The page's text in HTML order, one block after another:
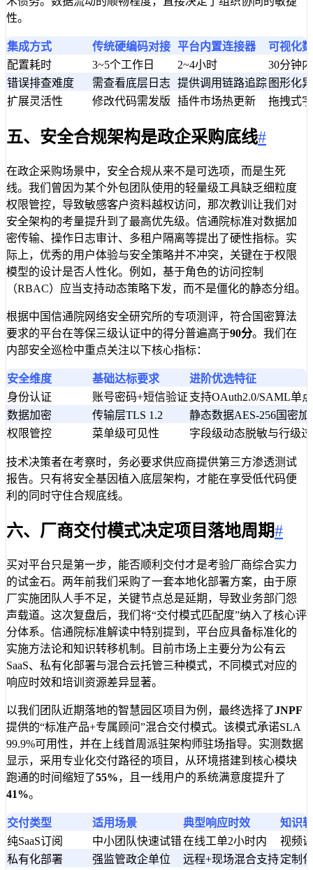
性。
集成方式 传统硬编码对接 平台内置连接器
可视化
配置耗时
3~5个工作日 2~4小时
30分钟
错误排查难度
需查看底层日志 提供调用链路追踪 图形化
扩展灵活性
修改代码需发版 插件市场热更新 拖拽式
五、安全合规架构是政企采购底线#
在政企采购场景中，安全合规从来不是可选项，而是生死
线。我们曾因为某个外包团队使用的轻量级工具缺乏细粒度
权限管控，导致敏感客户资料越权访问，那次教训让我们对
安全架构的考量提升到了最高优先级。信通院标准对数据加
密传输、操作日志审计、多租户隔离等提出了硬性指标。实
际上，优秀的用户体验与安全策略并不冲突，关键在于权限
模型的设计是否人性化。例如，基于角色的访问控制
（RBAC）应当支持动态策略下发，而不是僵化的静态分组。
根据中国信通院网络安全研究所的专项测评，符合国密算法
要求的平台在等保三级认证中的得分普遍高于90分。我们在
内部安全巡检中重点关注以下核心指标：
安全维度 基础达标要求
进阶优选特征
身份认证
账号密码+短信验证 支持OAuth2.0/SAML单
数据加密
传输层TLS 1.2
静态数据AES-256国密加
权限管控
菜单级可见性 字段级动态脱敏与行级
技术决策者在考察时，务必要求供应商提供第三方渗透测试
报告。只有将安全基因植入底层架构，才能在享受低代码便
利的同时守住合规底线。
六、厂商交付模式决定项目落地周期#
买对平台只是第一步，能否顺利交付才是考验厂商综合实力
的试金石。两年前我们采购了一套本地化部署方案，由于原
厂实施团队人手不足，关键节点总是延期，导致业务部门怨
声载道。这次复盘后，我们将“交付模式匹配度”纳入了核心评
分体系。信通院标准解读中特别提到，平台应具备标准化的
实施方法论和知识转移机制。目前市场上主要分为公有云
SaaS、私有化部署与混合云托管三种模式，不同模式对应的
响应时效和培训资源差异显著。
以我们团队近期落地的智慧园区项目为例，最终选择了JNPF
提供的“标准产品+专属顾问”混合交付模式。该模式承诺SLA
99.9%可用性，并在上线首周派驻架构师驻场指导。实测数据
显示，采用专业化交付路径的项目，从环境搭建到核心模块
跑通的时间缩短了55%，且一线用户的系统满意度提升了
41%。
交付类型 适用场景 典型响应时效
知识
纯SaaS订阅
中小团队快速试错在线工单2小时内
视频
私有化部署
强监管政企单位 远程+现场混合支持定制